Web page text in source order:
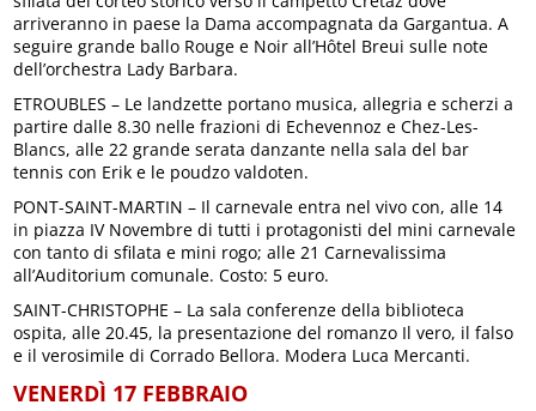
arriveranno in paese la Dama accompagnata da Gargantua. A
seguire grande ballo Rouge e Noir all’Hôtel Breui sulle note
dell’orchestra Lady Barbara.
ETROUBLES – Le landzette portano musica, allegria e scherzi a
partire dalle 8.30 nelle frazioni di Echevennoz e Chez-Les-
Blancs, alle 22 grande serata danzante nella sala del bar
tennis con Erik e le poudzo valdoten.
PONT-SAINT-MARTIN – Il carnevale entra nel vivo con, alle 14
in piazza IV Novembre di tutti i protagonisti del mini carnevale
con tanto di sfilata e mini rogo; alle 21 Carnevalissima
all’Auditorium comunale. Costo: 5 euro.
SAINT-CHRISTOPHE – La sala conferenze della biblioteca
ospita, alle 20.45, la presentazione del romanzo Il vero, il falso
e il verosimile di Corrado Bellora. Modera Luca Mercanti.
VENERDÌ 17 FEBBRAIO